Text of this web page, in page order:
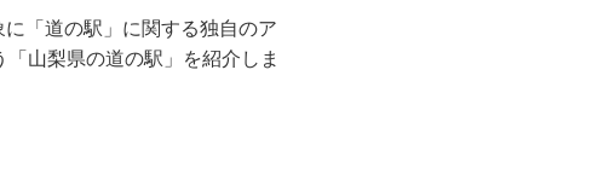
「道の駅」に関する独自のア
山梨県の道の駅」を紹介しま